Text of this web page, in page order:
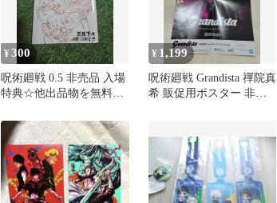
¥300
呪術廻戦 0.5 非売品 入場
特典☆他出品物を無料で
¥ 1,199
呪術廻戦 Grandista 禪院真
希 販促用ポスター 非売